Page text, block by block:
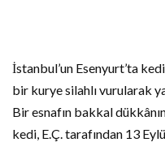
İstanbul’un Esenyurt’ta kedi
bir kurye silahlı vurularak
Bir esnafın bakkal
kedi, E.Ç. tarafından 13